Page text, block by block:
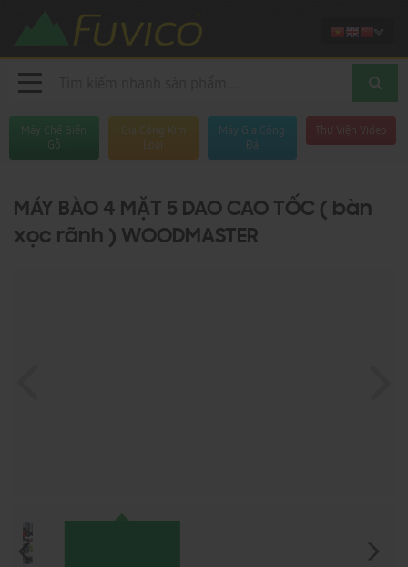
Máy Chế Biến
Gỗ
Gia Công Kim
Loại
Máy Gia Công
Đá
Thư Viện Video
MÁY BÀO 4 MẶT 5 DAO CAO TỐC ( bàn
xọc rãnh ) WOODMASTER